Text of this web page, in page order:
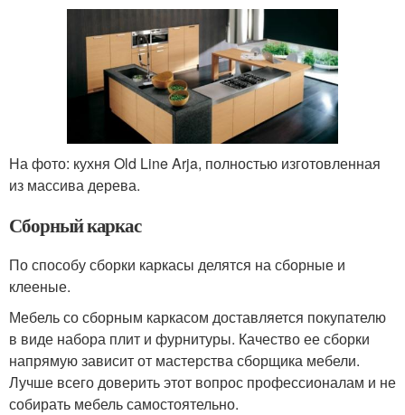
На фото: кухня Old Line Arja, полностью изготовленная
из массива дерева.
Сборный каркас
По способу сборки каркасы делятся на сборные и
клееные.
Мебель со сборным каркасом доставляется покупателю
в виде набора плит и фурнитуры. Качество ее сборки
напрямую зависит от мастерства сборщика мебели.
Лучше всего доверить этот вопрос профессионалам и не
собирать мебель самостоятельно.